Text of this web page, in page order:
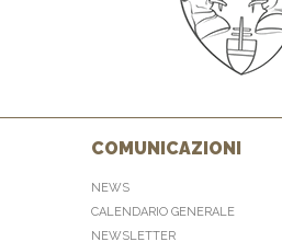
COMUNICAZIONI
NEWS
CALENDARIO GENERALE
NEWSLETTER